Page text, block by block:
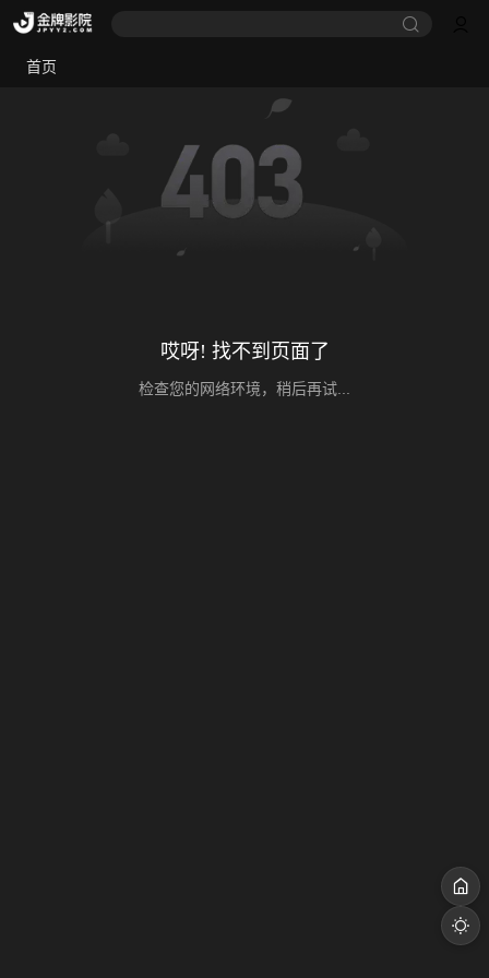
首页
哎呀! 找不到页面了
检查您的网络环境，稍后再试...